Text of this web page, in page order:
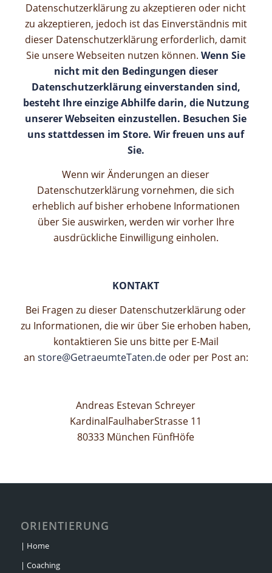
Datenschutzerklärung zu akzeptieren oder nicht
zu akzeptieren, jedoch ist das Einverständnis mit
dieser Datenschutzerklärung erforderlich, damit
Sie unsere Webseiten nutzen können.Wenn Sie
nicht mit den Bedingungen dieser
Datenschutzerklärung einverstanden sind,
besteht Ihre einzige Abhilfe darin, die Nutzung
unserer Webseiten einzustellen. Besuchen Sie
uns stattdessen im Store. Wir freuen uns auf
Sie.
Wenn wir Änderungen an dieser
Datenschutzerklärung vornehmen, die sich
erheblich auf bisher erhobene Informationen
über Sie auswirken, werden wir vorher Ihre
ausdrückliche Einwilligung einholen.
KONTAKT
Bei Fragen zu dieser Datenschutzerklärung oder
zu Informationen, die wir über Sie erhoben haben,
kontaktieren Sie uns bitte per E-Mail
an store@GetraeumteTaten.de oder per Post an:
Andreas Estevan Schreyer
KardinalFaulhaberStrasse 11
80333 München FünfHöfe
ORIENTIERUNG
| Home
| Coaching